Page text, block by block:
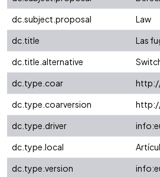
dc.subject.proposal
Law
dc.title
Las
dc.title.alternative
dc.type.coar
dc.type.coarversion
dc.type.driver
dc.type.local
dc.type.version